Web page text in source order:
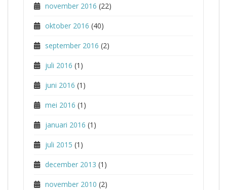
november 2016 (22)
oktober 2016 (40)
september 2016 (2)
juli 2016 (1)
juni 2016 (1)
mei 2016 (1)
januari 2016 (1)
juli 2015 (1)
december 2013 (1)
november 2010 (2)